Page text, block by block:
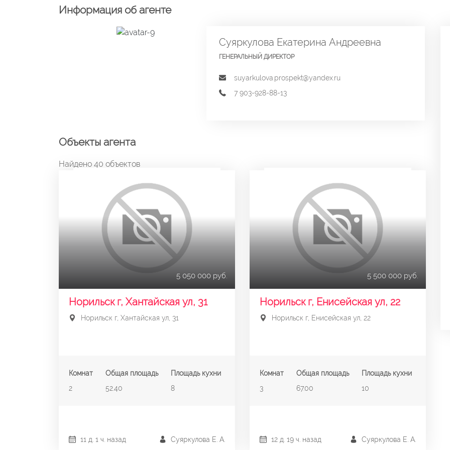
Информация об агенте
Суяркулова Екатерина Андреевна
ГЕНЕРАЛЬНЫЙ ДИРЕКТОР
suyarkulova.prospekt@yandex.ru
7 903-928-88-13
Объекты агента
Найдено 40 объектов
5 050 000 руб.
Норильск г, Хантайская ул, 31
Норильск г, Хантайская ул, 31
Комнат
2
Общая площадь
52.40
Площадь кухни
8
Суяркулова Е. А.
11 д. 1 ч. назад
5 500 000 руб.
Норильск г, Енисейская ул, 22
Норильск г, Енисейская ул, 22
Комнат
3
Общая площадь
67.00
Площадь кухни
10
Суяркулова Е. А.
12 д. 19 ч. назад